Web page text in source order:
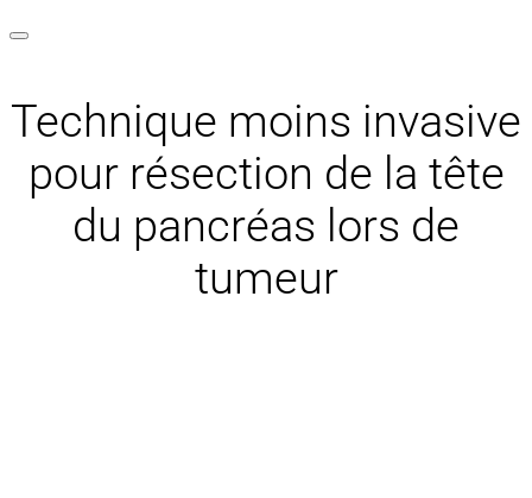
Technique moins invasive
pour résection de la tête
du pancréas lors de
tumeur